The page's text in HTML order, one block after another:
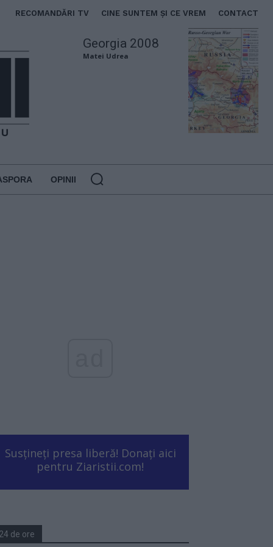
RECOMANDĂRI TV CINE SUNTEM ȘI CE VREM CONTACT
Georgia 2008
Matei Udrea
OPINII
Susțineți presa liberă! Donați aici
pentru Ziaristii.com!
24 de ore